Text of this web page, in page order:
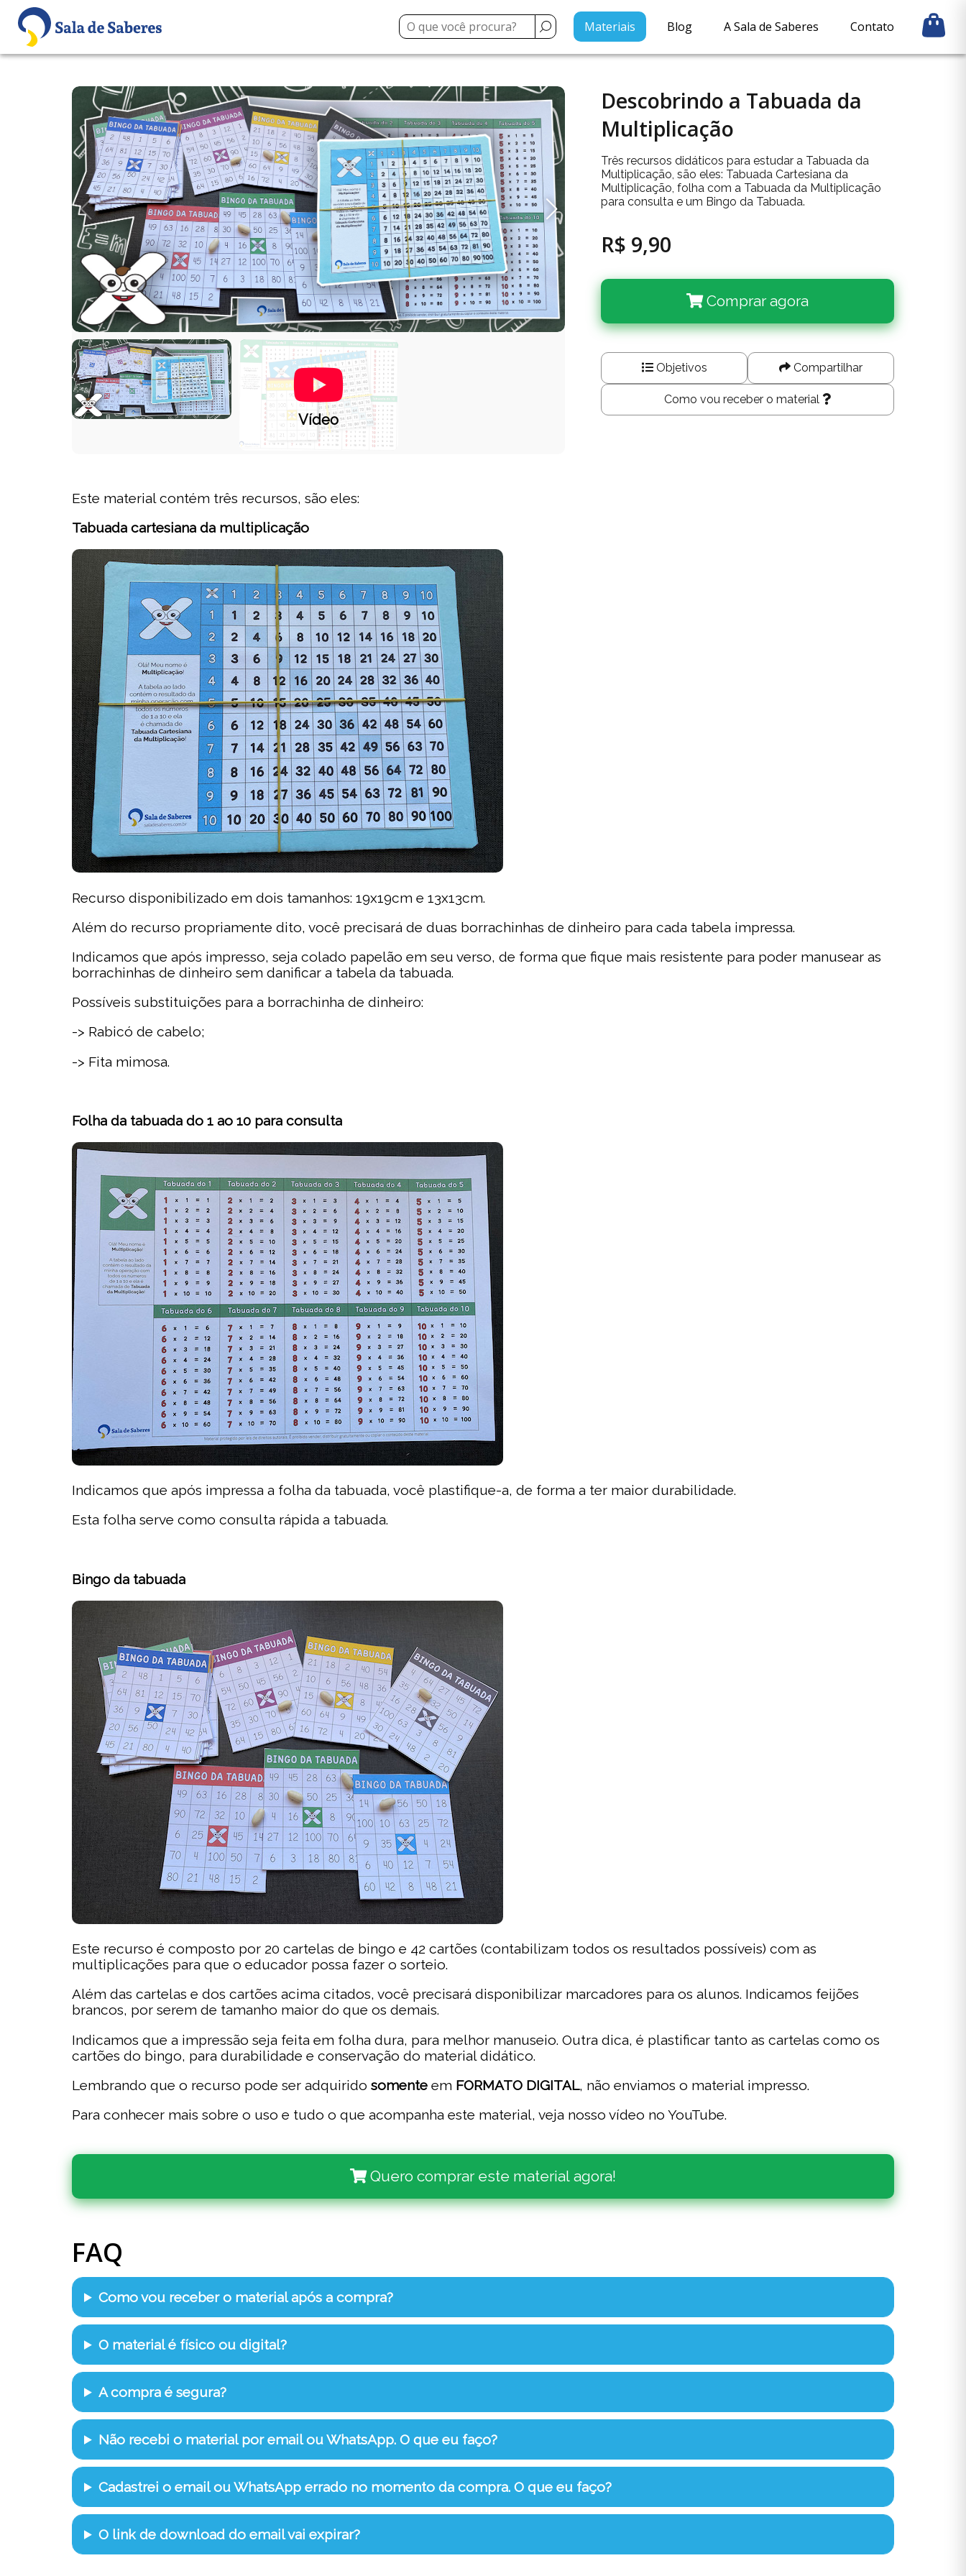
Materiais Blog A Sala de Saberes Contato
Vídeo
Descobrindo a Tabuada da
Multiplicação
Três recursos didáticos para estudar a Tabuada da
Multiplicação, são eles: Tabuada Cartesiana da
Multiplicação, folha com a Tabuada da Multiplicação
para consulta e um Bingo da Tabuada.
R$ 9,90
Comprar agora
Objetivos Compartilhar
Como vou receber o material
Este material contém três recursos, são eles:
Tabuada cartesiana da multiplicação
Recurso disponibilizado em dois tamanhos: 19x19cm e 13x13cm.
Além do recurso propriamente dito, você precisará de duas borrachinhas de dinheiro para cada tabela impressa.
Indicamos que após impresso, seja colado papelão em seu verso, de forma que fique mais resistente para poder manusear as
borrachinhas de dinheiro sem danificar a tabela da tabuada.
Possíveis substituições para a borrachinha de dinheiro:
-> Rabicó de cabelo;
-> Fita mimosa.
Folha da tabuada do 1 ao 10 para consulta
Indicamos que após impressa a folha da tabuada, você plastifique-a, de forma a ter maior durabilidade.
Esta folha serve como consulta rápida a tabuada.
Bingo da tabuada
Este recurso é composto por 20 cartelas de bingo e 42 cartões (contabilizam todos os resultados possíveis) com as
multiplicações para que o educador possa fazer o sorteio.
Além das cartelas e dos cartões acima citados, você precisará disponibilizar marcadores para os alunos. Indicamos feijões
brancos, por serem de tamanho maior do que os demais.
Indicamos que a impressão seja feita em folha dura, para melhor manuseio. Outra dica, é plastificar tanto as cartelas como os
cartões do bingo, para durabilidade e conservação do material didático.
Lembrando que o recurso pode ser adquirido somente em FORMATO DIGITAL, não enviamos o material impresso.
Para conhecer mais sobre o uso e tudo o que acompanha este material, veja nosso vídeo no YouTube.
Quero comprar este material agora!
FAQ
Como vou receber o material após a compra?
O material é físico ou digital?
A compra é segura?
Não recebi o material por email ou WhatsApp. O que eu faço?
Cadastrei o email ou WhatsApp errado no momento da compra. O que eu faço?
O link de download do email vai expirar?